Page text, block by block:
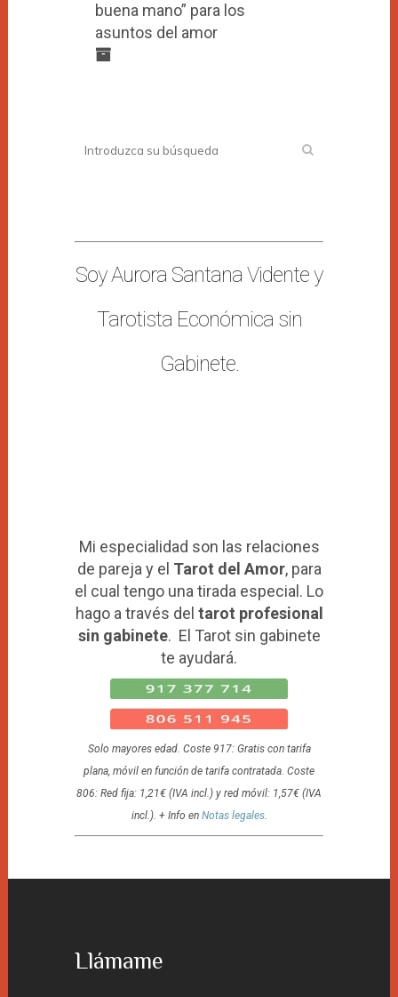
buena mano” para los
asuntos del amor
Soy Aurora Santana Vidente y
Tarotista Económica sin
Gabinete.
Mi especialidad son las relaciones
de pareja y el Tarot del Amor, para
el cual tengo una tirada especial. Lo
hago a través del tarot profesional
sin gabinete. El Tarot sin gabinete
te ayudará.
Solo mayores edad. Coste 917: Gratis con tarifa
plana, móvil en función de tarifa contratada. Coste
806: Red fija: 1,21€ (IVA incl.) y red móvil: 1,57€ (IVA
incl.). + Info en Notas legales.
Llámame